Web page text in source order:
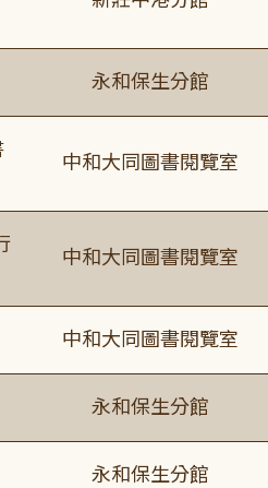
永和保生分館
中和大同圖書閱覽室
中和大同圖書閱覽室
中和大同圖書閱覽室
永和保生分館
永和保生分館